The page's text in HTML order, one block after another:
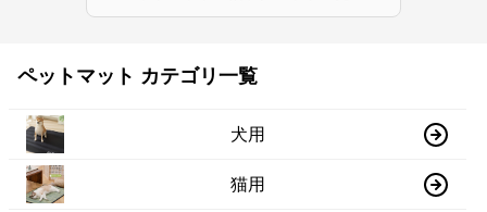
ペットマット カテゴリ一覧
犬用
猫用